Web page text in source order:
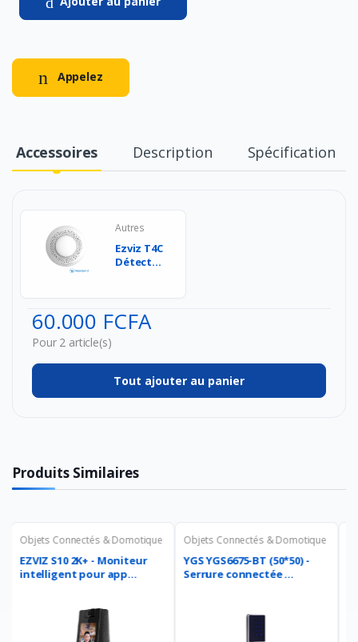
Appelez
Accessoires Description Spécification
Autres
Ezviz T4C
Détecteur
60.000 FCFA
Pour 2 article(s)
Tout ajouter au panier
Produits Similaires
Objets Connectés & Domotique
YGS YGS6675-BT (50*50) -
Serrure connectée ...
Objets Connectés & Domotique
YGS YGS-9962-S - Serrure
HOTEL - Serrure conn...